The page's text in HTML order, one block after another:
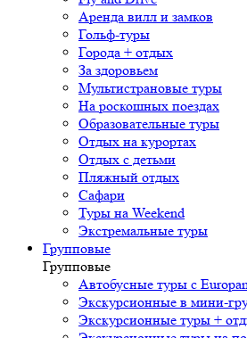
Аренда вилл и замков
Гольф-туры
Города + отдых
За здоровьем
Мультистрановые туры
На роскошных поездах
Образовательные туры
Отдых на курортах
Отдых с детьми
Пляжный отдых
Сафари
Туры на Weekend
Экстремальные туры
Групповые
Групповые
Автобусные туры с
Экскурсионные в мини-
Экскурсионные туры +